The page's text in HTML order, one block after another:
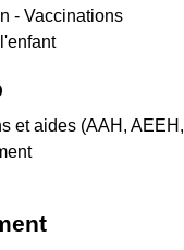
- Vaccinations
et aides (AAH,